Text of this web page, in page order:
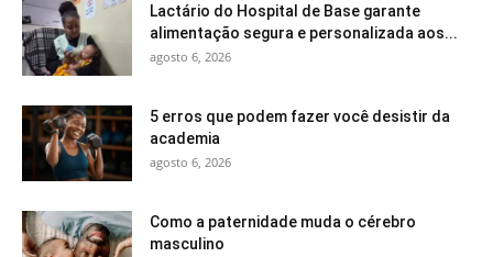
Lactário do Hospital de Base garante
alimentação segura e personalizada aos...
agosto 6, 2026
5 erros que podem fazer você desistir da
academia
agosto 6, 2026
Como a paternidade muda o cérebro
masculino